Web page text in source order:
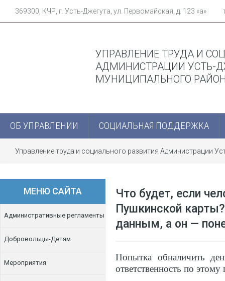
369300, КЧР, г. Усть-Джегута, ул. Первомайская, д. 123 «а»
УПРАВЛЕНИЕ ТРУДА И
АДМИНИСТРАЦИИ УСТЬ-
МУНИЦИПАЛЬНОГО
ОБ УПРАВЛЕНИИ СОЦИАЛЬНАЯ ПОДДЕРЖКА
Управление труда и социального развития Администрации
МЕНЮ САЙТА
Административные регламенты
Добровольцы-Детям
Мероприятия
Что будет, если
Пушкинской
данным, а он —
Попытка обналичить
ответственность по